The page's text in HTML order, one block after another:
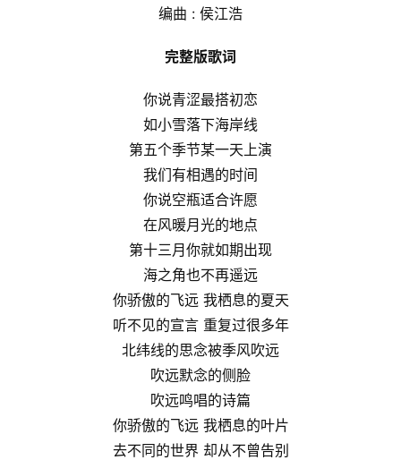
编曲 : 侯江浩
完整版歌词
你说青涩最搭初恋
如小雪落下海岸线
第五个季节某一天上演
我们有相遇的时间
你说空瓶适合许愿
在风暖月光的地点
第十三月你就如期出现
海之角也不再遥远
你骄傲的飞远 我栖息的夏天
听不见的宣言 重复过很多年
北纬线的思念被季风吹远
吹远默念的侧脸
吹远鸣唱的诗篇
你骄傲的飞远 我栖息的叶片
去不同的世界 却从不曾告别